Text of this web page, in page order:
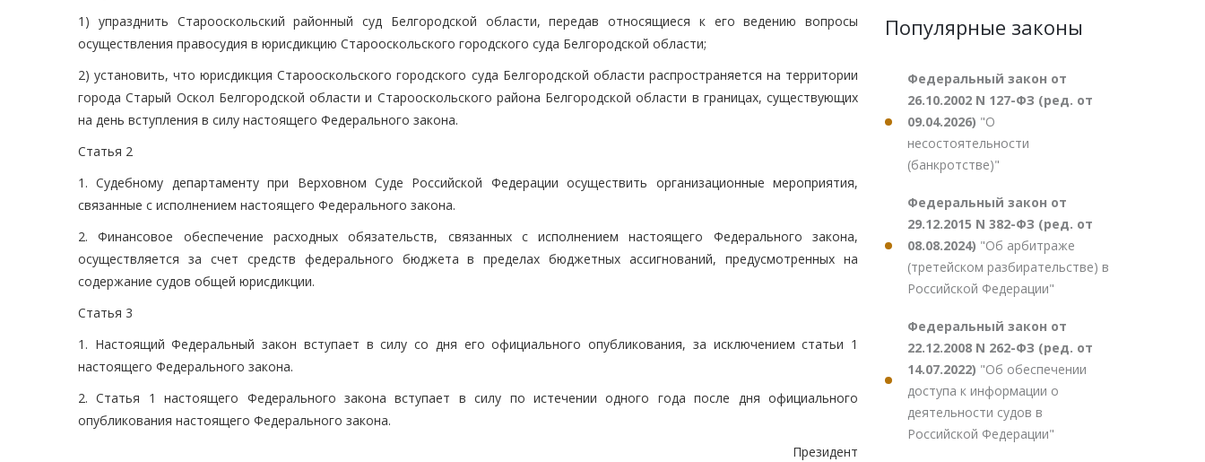
1) упразднить Старооскольский районный суд Белгородской области, передав относящиеся к его ведению вопросы
осуществления правосудия в юрисдикцию Старооскольского городского суда Белгородской области;
2) установить, что юрисдикция Старооскольского городского суда Белгородской области распространяется на территории
города Старый Оскол Белгородской области и Старооскольского района Белгородской области в границах, существующих
на день вступления в силу настоящего Федерального закона.
Статья 2
1. Судебному департаменту при Верховном Суде Российской Федерации осуществить организационные мероприятия,
связанные с исполнением настоящего Федерального закона.
2. Финансовое обеспечение расходных обязательств, связанных с исполнением настоящего Федерального закона,
осуществляется за счет средств федерального бюджета в пределах бюджетных ассигнований, предусмотренных на
содержание судов общей юрисдикции.
Статья 3
1. Настоящий Федеральный закон вступает в силу со дня его официального опубликования, за исключением статьи 1
настоящего Федерального закона.
2. Статья 1 настоящего Федерального закона вступает в силу по истечении одного года после дня официального
опубликования настоящего Федерального закона.
Президент
Популярные законы
Федеральный закон от
26.10.2002 N 127-ФЗ (ред. от
09.04.2026) "О
несостоятельности
(банкротстве)"
Федеральный закон от
29.12.2015 N 382-ФЗ (ред. от
08.08.2024) "Об арбитраже
(третейском разбирательстве) в
Российской Федерации"
Федеральный закон от
22.12.2008 N 262-ФЗ (ред. от
14.07.2022) "Об обеспечении
доступа к информации о
деятельности судов в
Российской Федерации"